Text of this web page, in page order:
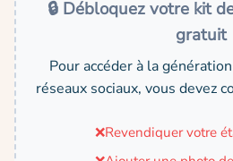
🔒 Débloquez votre kit
gratuit
Pour accéder à la
réseaux sociaux, vous devez
❌Revendiquer votre